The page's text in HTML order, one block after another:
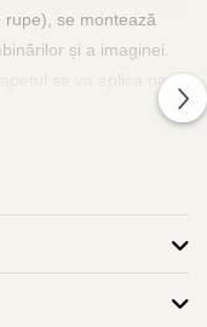
se montează
și a imaginei.
se va aplica pe
și se va scoate aerul
curate, rola de silicon
cu ușurință
la livrare.